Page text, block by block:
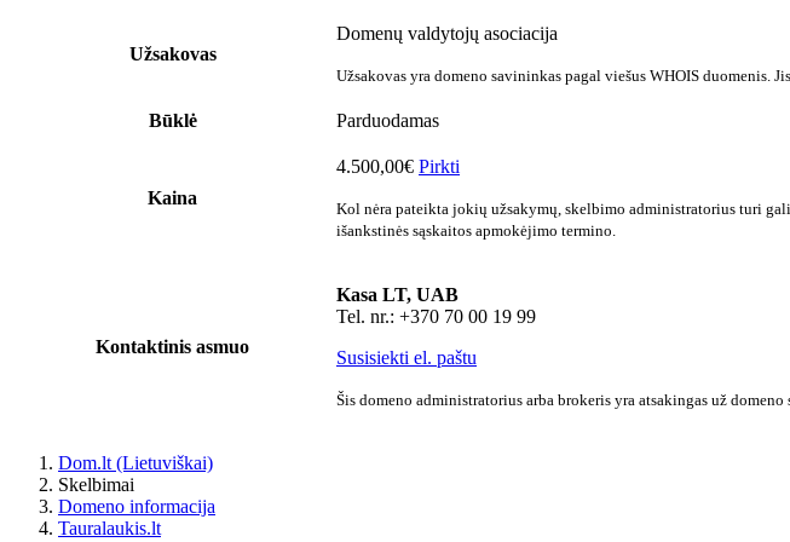
Užsakovas
Domenų valdytojų asociacija
Užsakovas yra domeno savininkas pagal viešus WHOIS duomenis.
Būklė Parduodamas
Kaina
4.500,00€ Pirkti
Kol nėra pateikta jokių užsakymų, skelbimo administratorius turi
išankstinės sąskaitos apmokėjimo termino.
Kontaktinis asmuo
Kasa LT, UAB
Tel. nr.: +370 70 00 19 99
Susisiekti el. paštu
Šis domeno administratorius arba brokeris yra atsakingas už
Dom.lt (Lietuviškai)
Skelbimai
Domeno informacija
Tauralaukis.lt